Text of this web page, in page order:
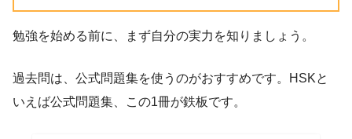
勉強を始める前に、まず自分の実力を知りましょう。
過去問は、公式問題集を使うのがおすすめです。HSKと
いえば公式問題集、この1冊が鉄板です。